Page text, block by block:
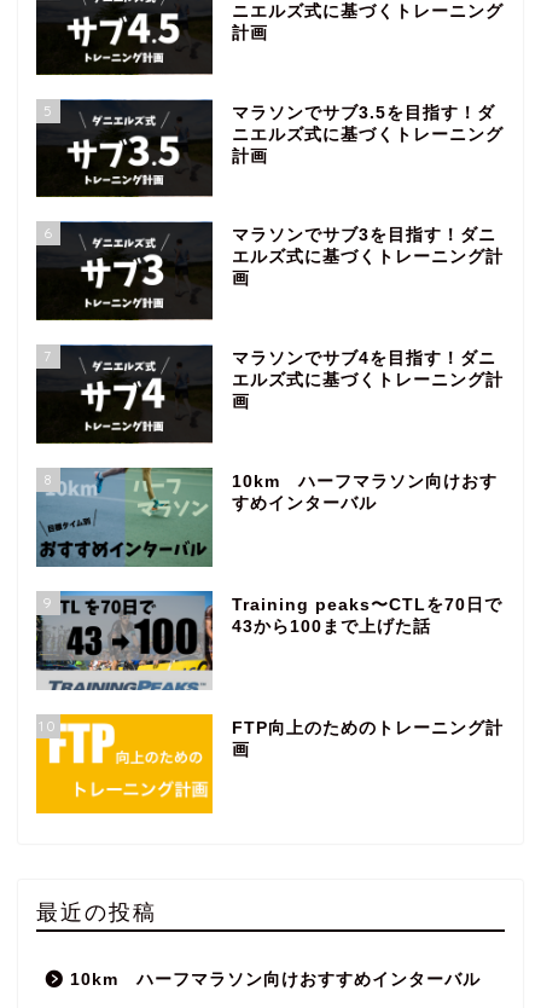
ニエルズ式に基づくトレーニング
計画
5
マラソンでサブ3.5を目指す！ダ
ニエルズ式に基づくトレーニング
計画
6
マラソンでサブ3を目指す！ダニ
エルズ式に基づくトレーニング計
画
7
マラソンでサブ4を目指す！ダニ
エルズ式に基づくトレーニング計
画
8
10km ハーフマラソン向けおす
すめインターバル
9
Training peaks〜CTLを70日で
43から100まで上げた話
10
FTP向上のためのトレーニング計
画
最近の投稿
10km ハーフマラソン向けおすすめインターバル